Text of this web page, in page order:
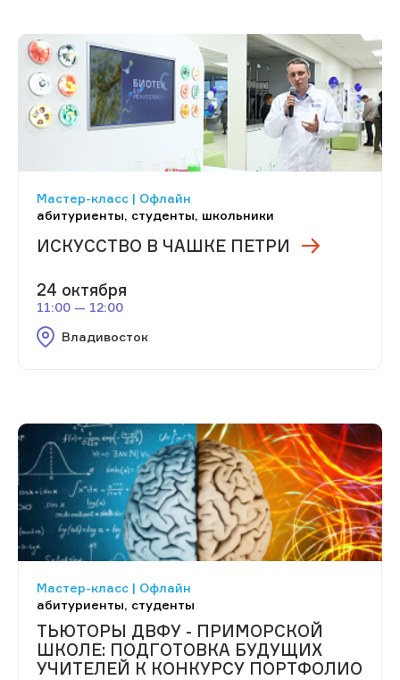
Мастер-класс | Офлайн
абитуриенты, студенты, школьники
ИСКУССТВО В ЧАШКЕ ПЕТРИ
24 октября
11:00 — 12:00
Владивосток
Мастер-класс | Офлайн
абитуриенты, студенты
ТЬЮТОРЫ ДВФУ - ПРИМОРСКОЙ
ШКОЛЕ: ПОДГОТОВКА БУДУЩИХ
УЧИТЕЛЕЙ К КОНКУРСУ ПОРТФОЛИО